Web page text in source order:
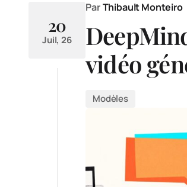
20
Juil, 26
Par Thibault Monteiro
vidéo
Modèles